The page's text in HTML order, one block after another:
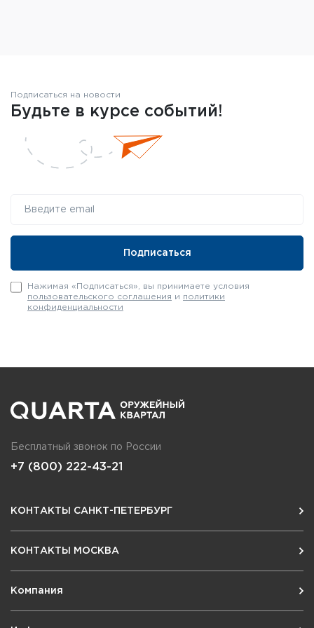
Подписаться на новости
Будьте в курсе событий!
Нажимая «Подписаться», вы принимаете условия
пользовательского соглашения и политики
конфиденциальности
Бесплатный звонок по России
+7 (800) 222-43-21
КОНТАКТЫ САНКТ-ПЕТЕРБУРГ
КОНТАКТЫ МОСКВА
Компания